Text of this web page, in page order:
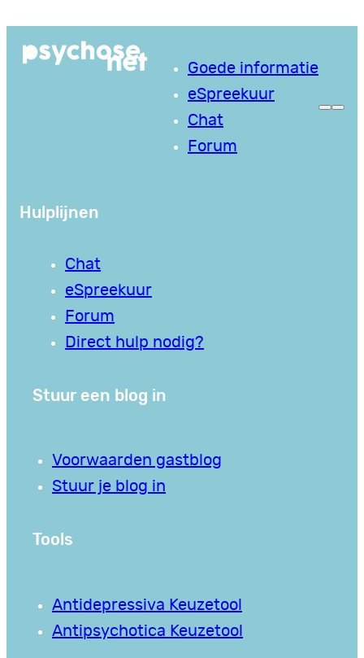
naar
Goede informatie
eSpreekuur
Chat
Forum
Hulplijnen
Chat
eSpreekuur
Forum
Direct hulp nodig?
Stuur een blog in
Voorwaarden gastblog
Stuur je blog in
Tools
Antidepressiva Keuzetool
Antipsychotica Keuzetool